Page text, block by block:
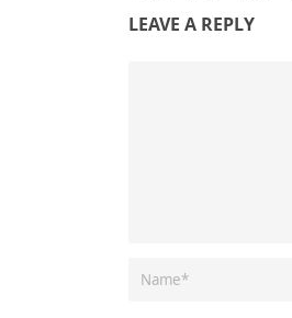
LEAVE A REPLY